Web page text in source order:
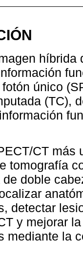
híbrida
único
(TC),
CT
tomografía
doble
detectar
y mejorar
mediante la